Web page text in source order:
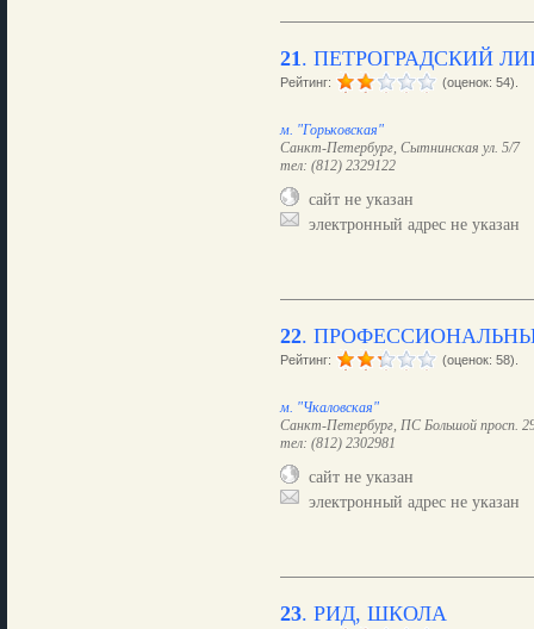
21. ПЕТРОГРАДСКИЙ
Рейтинг: (оценок: 54).
м. "Горьковская"
Санкт-Петербург, Сытнинская ул. 5/7
тел: (812) 2329122
сайт не указан
электронный адрес не указан
22.
Рейтинг: (оценок: 58).
м. "Чкаловская"
Санкт-Петербург, ПС Большой просп.
тел: (812) 2302981
сайт не указан
электронный адрес не указан
23. РИД, ШКОЛА